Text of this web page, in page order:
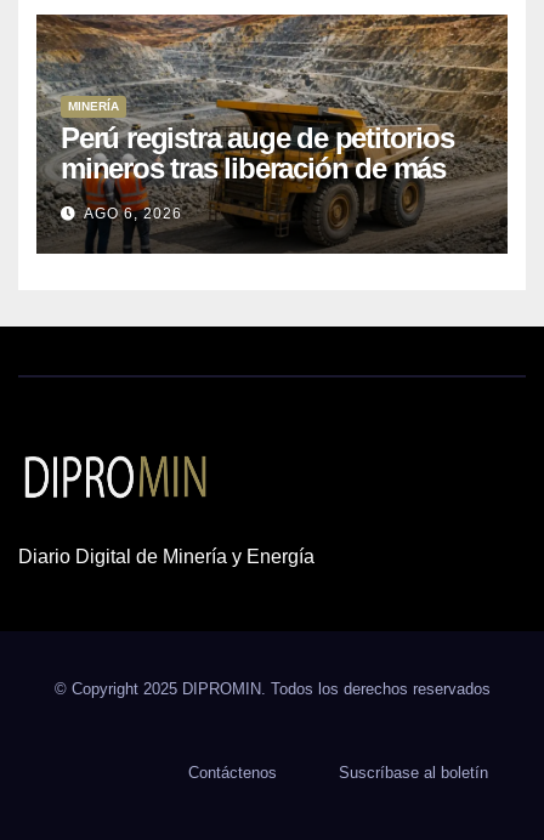
MINERÍA
Perú registra auge de petitorios
mineros tras liberación de más
de mil concesiones para explorar
cobre y oro
AGO 6, 2026
Diario Digital de Minería y Energía
© Copyright 2025 DIPROMIN. Todos los derechos reservados
Contáctenos Suscríbase al boletín